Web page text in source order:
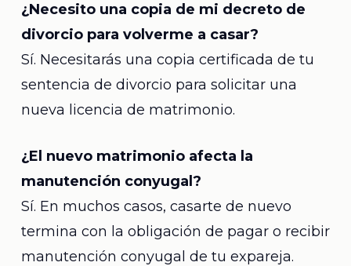
¿Necesito una copia de mi decreto de
divorcio para volverme a casar?
Sí. Necesitarás una copia certificada de tu
sentencia de divorcio para solicitar una
nueva licencia de matrimonio.
¿El nuevo matrimonio afecta la
manutención conyugal?
Sí. En muchos casos, casarte de nuevo
termina con la obligación de pagar o recibir
manutención conyugal de tu expareja.